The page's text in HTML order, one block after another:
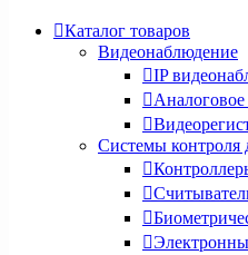
Каталог товаров
Видеонаблюдение
IP
Системы